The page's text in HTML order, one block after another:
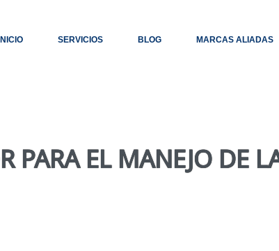
INICIO SERVICIOS BLOG MARCAS ALIADAS
PARA EL MANEJO DE